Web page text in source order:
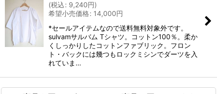
(税込: 9,240円)
希望小売価格: 14,000円
*セールアイテムなので送料無料対象外です。
sulvamサルバム Tシャツ。コットン100％。柔か
くしっかりしたコットンファブリック。フロン
ト・バックには幾つもロックミシンでダーツを入
れていま…